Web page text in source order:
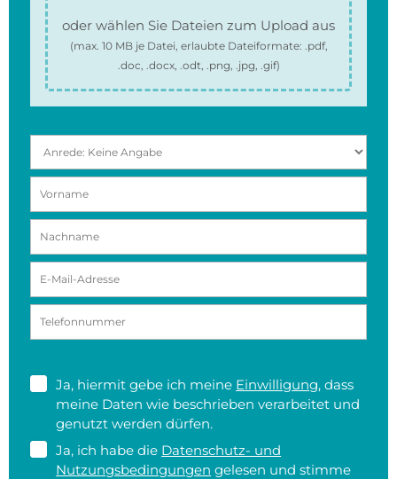
oder wählen Sie Dateien zum Upload aus
(max. 10 MBje Datei, erlaubte Dateiformate: .pdf,
.doc, .docx, .odt, .png, .jpg, .gif)
Ja, hiermit gebe ich meine Einwilligung, dass
meine Daten wie beschrieben verarbeitet und
genutzt werden dürfen.
Ja, ich habe die Datenschutz- und
Nutzungsbedingungen gelesen und stimme